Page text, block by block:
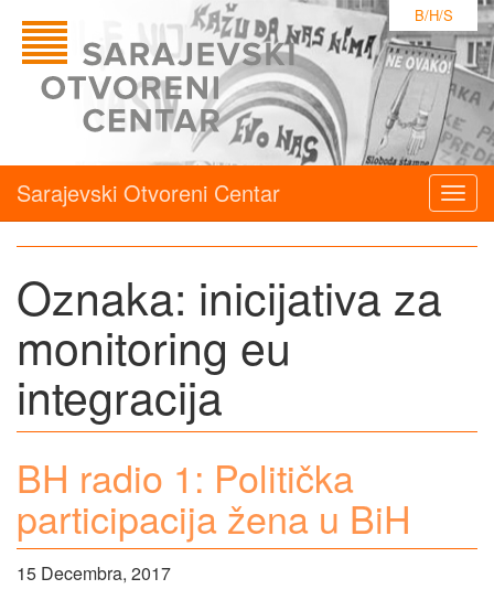
B/H/S
Sarajevski Otvoreni Centar
Oznaka: inicijativa za
monitoring eu
integracija
BH radio 1: Politička
participacija žena u BiH
15 Decembra, 2017